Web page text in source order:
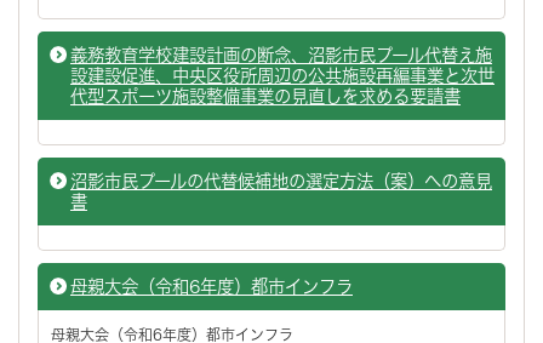
義務教育学校建設計画の断念、沼影市民プール代替え施
設建設促進、中央区役所周辺の公共施設再編事業と次世
代型スポーツ施設整備事業の見直しを求める要請書
沼影市民プールの代替候補地の選定方法（案）への意見
書
母親大会（令和6年度）都市インフラ
母親大会（令和6年度）都市インフラ